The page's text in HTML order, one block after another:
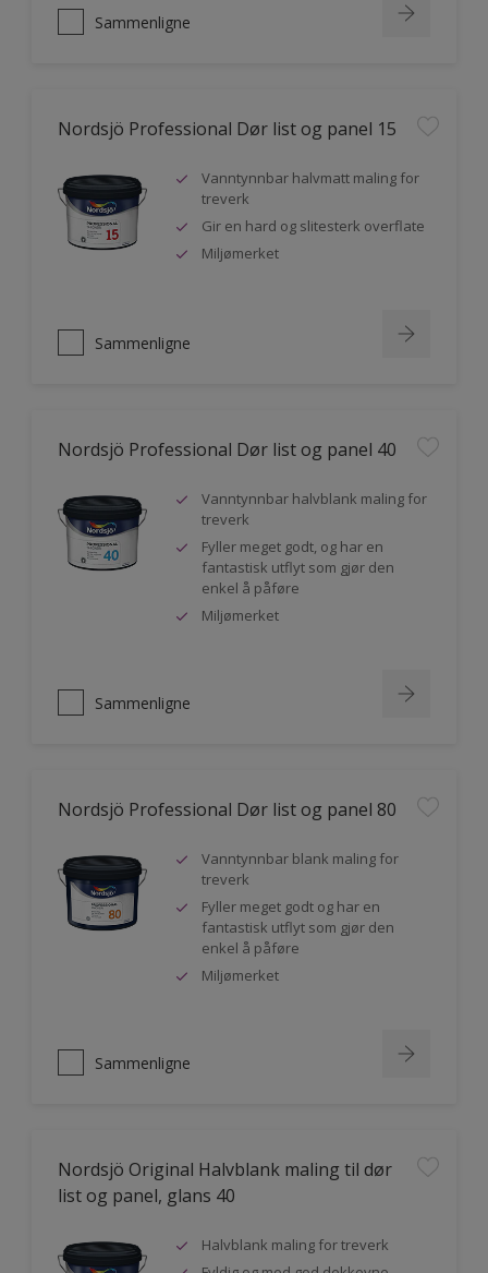
Sammenligne
Nordsjö Professional Dør list og panel 15
Vanntynnbar halvmatt maling for
treverk
Gir en hard og slitesterk overflate
Miljømerket
Sammenligne
Nordsjö Professional Dør list og panel 40
Vanntynnbar halvblank maling for
treverk
Fyller meget godt, og har en
fantastisk utflyt som gjør den
enkel å påføre
Miljømerket
Sammenligne
Nordsjö Professional Dør list og panel 80
Vanntynnbar blank maling for
treverk
Fyller meget godt og har en
fantastisk utflyt som gjør den
enkel å påføre
Miljømerket
Sammenligne
Nordsjö Original Halvblank maling til dør
list og panel, glans 40
Halvblank maling for treverk